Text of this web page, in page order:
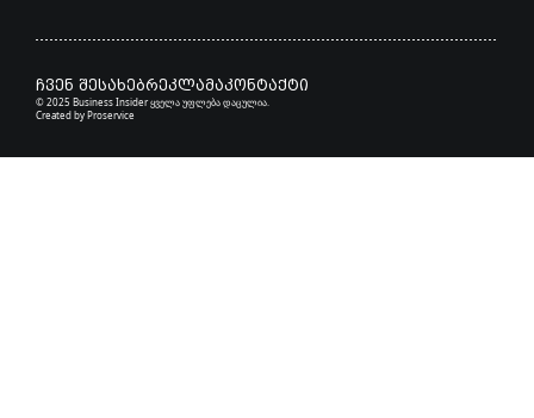
ჩვენ შესახებრეკლამაკონტაქტი
© 2025 Business Insider ყველა უფლება დაცულია.
Created byProservice